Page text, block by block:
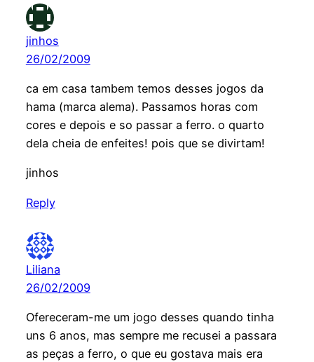
jinhos
26/02/2009
ca em casa tambem temos desses jogos da
hama (marca alema). Passamos horas com
cores e depois e so passar a ferro. o quarto
dela cheia de enfeites! pois que se divirtam!
jinhos
Reply
Liliana
26/02/2009
Ofereceram-me um jogo desses quando tinha
uns 6 anos, mas sempre me recusei a passara
as peças a ferro, o que eu gostava mais era